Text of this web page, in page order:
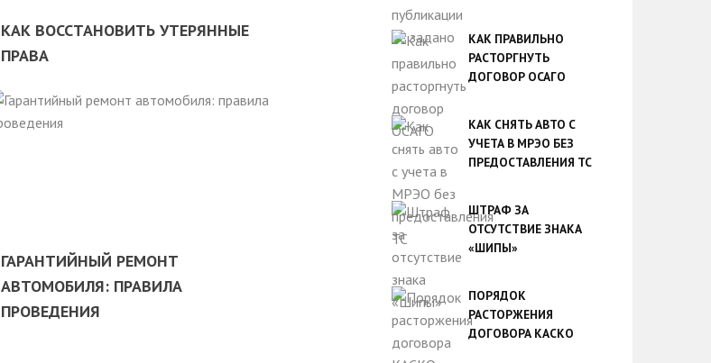
КАК ВОССТАНОВИТЬ УТЕРЯННЫЕ
ПРАВА
ГАРАНТИЙНЫЙ РЕМОНТ
АВТОМОБИЛЯ: ПРАВИЛА
ПРОВЕДЕНИЯ
КАК ПРАВИЛЬНО
РАСТОРГНУТЬ
ДОГОВОР ОСАГО
КАК СНЯТЬ АВТО С
УЧЕТА В МРЭО БЕЗ
ПРЕДОСТАВЛЕНИЯ ТС
ШТРАФ ЗА
ОТСУТСТВИЕ ЗНАКА
«ШИПЫ»
ПОРЯДОК
РАСТОРЖЕНИЯ
ДОГОВОРА КАСКО